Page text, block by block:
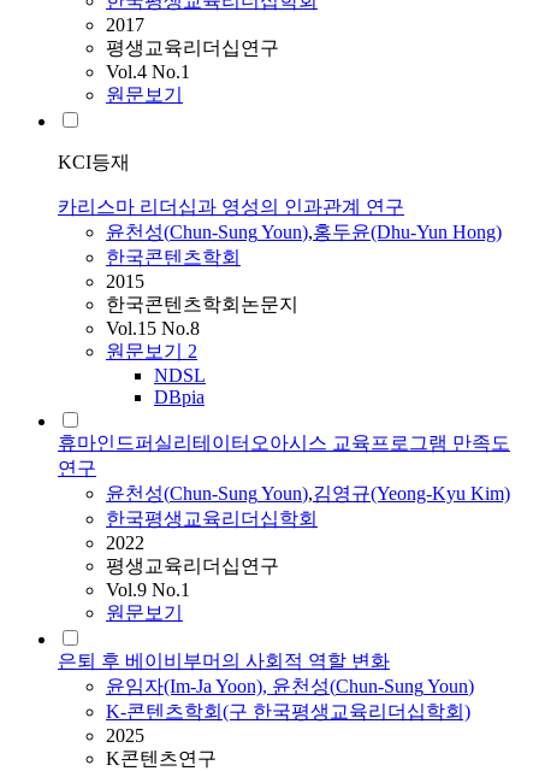
2017
평생교육리더십연구
Vol.4 No.1
원문보기
KCI등재
카리스마 리더십과 영성의 인과관계 연구
윤천성(Chun-SungYoun),홍두윤(Dhu-Yun Hong)
한국콘텐츠학회
2015
한국콘텐츠학회논문지
Vol.15 No.8
원문보기 2
NDSL
DBpia
휴마인드퍼실리테이터오아시스 교육프로그램 만족도
연구
윤천성(Chun-SungYoun),김영규(Yeong-Kyu Kim)
한국평생교육리더십학회
2022
평생교육리더십연구
Vol.9 No.1
원문보기
은퇴 후 베이비부머의 사회적 역할 변화
윤임자(Im-Ja Yoon), 윤천성(Chun-SungYoun)
K-콘텐츠학회(구 한국평생교육리더십학회)
2025
K콘텐츠연구